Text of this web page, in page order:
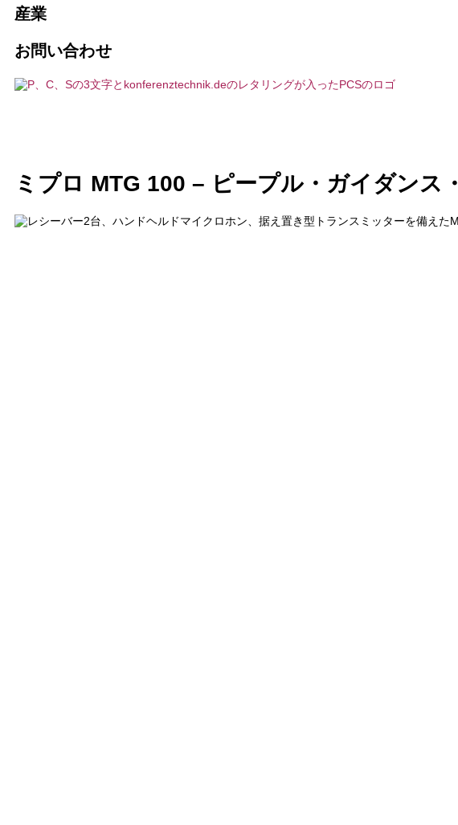
AI通訳ソリューション
インカムステーション／デスクトップマイク
ビジョン, 持続可能性
お客様の声
ニュース
産業
協会とクラブ
お問い合わせ
ミプロ MTG 100 – ピープル・ガイダンス